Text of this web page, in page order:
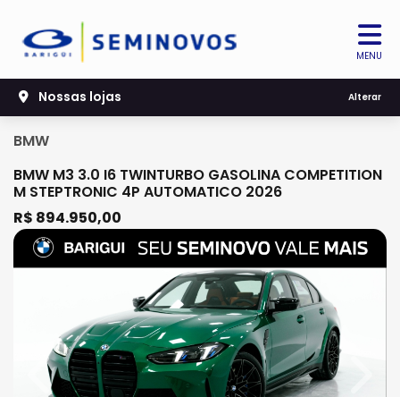
MENU
Nossas lojas Alterar
BMW
BMW M3 3.0 I6 TWINTURBO GASOLINA COMPETITION
M STEPTRONIC 4P AUTOMATICO 2026
R$ 894.950,00
Previous